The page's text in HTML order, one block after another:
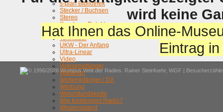
s-plan Bibliothek
Stecker / Buchsen
Stereo
Synchron-Detektor
Tonbandgeräte
Tonmöbel
UKW - Der Anfang
Ultra-Linear
Video
Volksempfänger
Walkman
Weltempfänger / DX
Werbung
Widerstandskode
Wie funktioniert Radio?
Wissensstand
wird keine
Hat Ihnen das Online-
Eintrag
© 1996/2026 Wumpus Welt der Radios. Rainer Steinfuehr, WGF |